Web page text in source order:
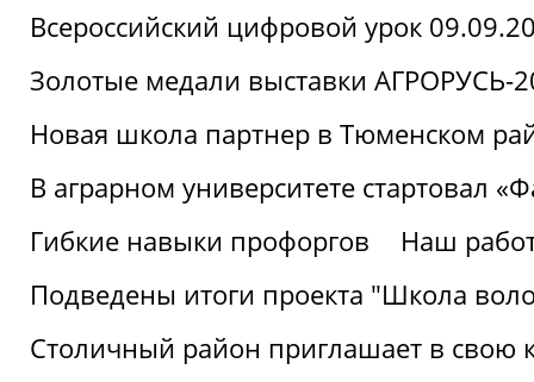
Всероссийский цифровой урок
Золотые медали выставки АГРОРУСЬ-
Новая школа партнер в Тюменском
В аграрном университете стартовал
Гибкие навыки профоргов
Наш
Подведены итоги проекта "Школа
Столичный район приглашает в свою